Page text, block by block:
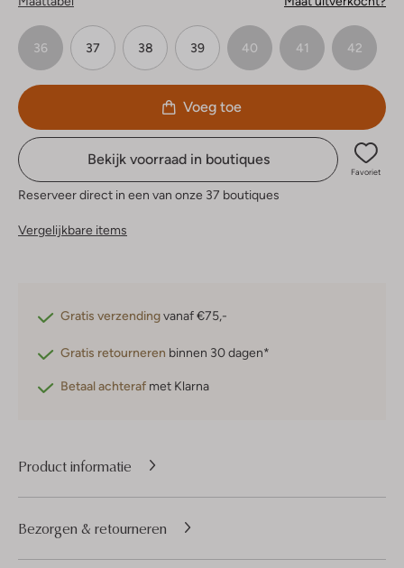
36 37 38 39 40 41 42
Voeg toe
Bekijk voorraad in boutiques
Favoriet
Reserveer direct in een van onze 37 boutiques
Vergelijkbare items
Gratis verzendingvanaf €75,-
Gratis retourneren binnen 30 dagen*
Betaal achteraf met Klarna
Product informatie
Bezorgen & retourneren